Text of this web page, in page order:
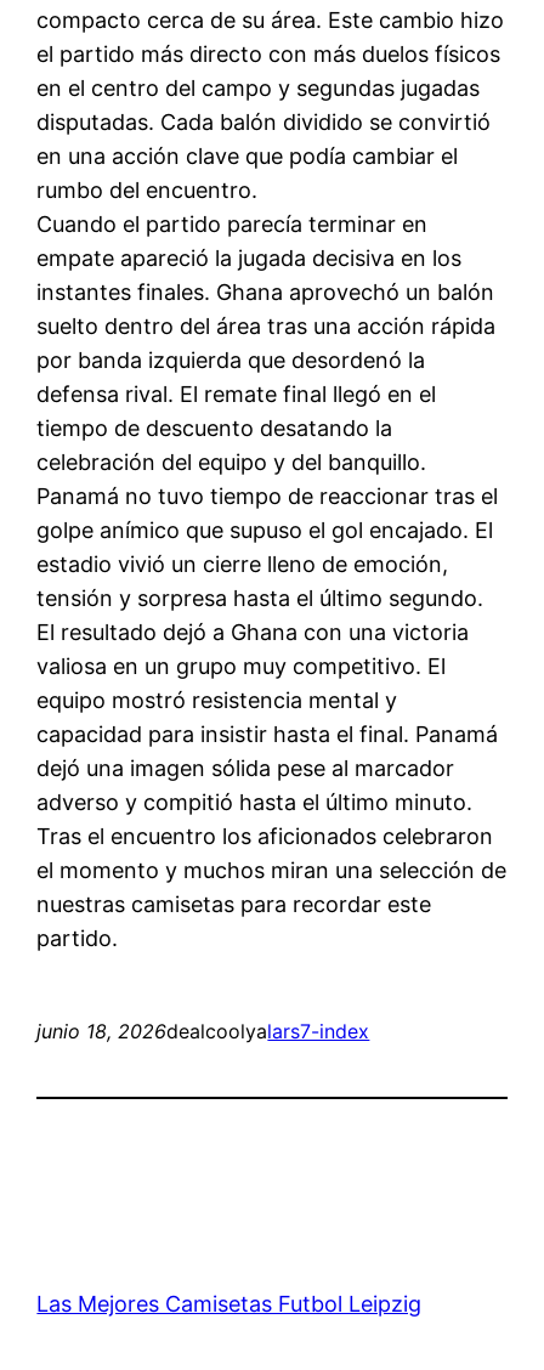
compacto cerca de su área. Este cambio hizo
el partido más directo con más duelos físicos
en el centro del campo y segundas jugadas
disputadas. Cada balón dividido se convirtió
en una acción clave que podía cambiar el
rumbo del encuentro.
Cuando el partido parecía terminar en
empate apareció la jugada decisiva en los
instantes finales. Ghana aprovechó un balón
suelto dentro del área tras una acción rápida
por banda izquierda que desordenó la
defensa rival. El remate final llegó en el
tiempo de descuento desatando la
celebración del equipo y del banquillo.
Panamá no tuvo tiempo de reaccionar tras el
golpe anímico que supuso el gol encajado. El
estadio vivió un cierre lleno de emoción,
tensión y sorpresa hasta el último segundo.
El resultado dejó a Ghana con una victoria
valiosa en un grupo muy competitivo. El
equipo mostró resistencia mental y
capacidad para insistir hasta el final. Panamá
dejó una imagen sólida pese al marcador
adverso y compitió hasta el último minuto.
Tras el encuentro los aficionados celebraron
el momento y muchos miran una selección de
nuestras camisetas para recordar este
partido.
junio 18, 2026dealcoolyalars7-index
Las Mejores Camisetas Futbol Leipzig